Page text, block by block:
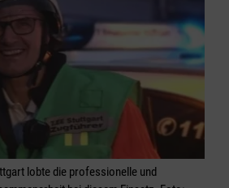
lobte die professionelle und